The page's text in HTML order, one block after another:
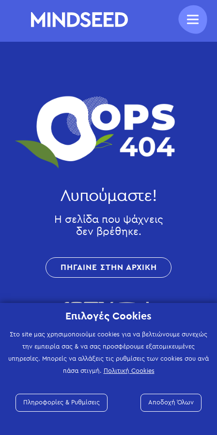
Λυπούμαστε!
Η σελίδα που ψάχνεις
δεν βρέθηκε.
ΠΗΓΑΙΝΕ ΣΤΗΝ ΑΡΧΙΚΗ
Επιλογές Cookies
Στο site μας χρησιμοποιούμε cookies για να βελτιώνουμε συνεχώς
την εμπειρία σας & να σας προσφέρουμε εξατομικευμένες
υπηρεσίες. Μπορείς να αλλάξεις τις ρυθμίσεις των cookies σου ανά
πάσα στιγμή. Πολιτική Cookies
Πληροφορίες & Ρυθμίσεις Αποδοχή Όλων